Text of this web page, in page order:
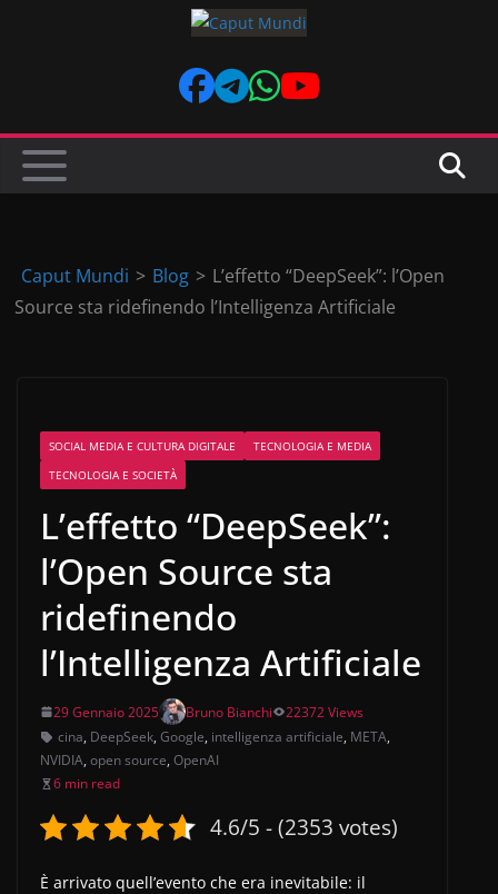
Caput Mundi > Blog > L’effetto “DeepSeek”: l’Open
Source sta ridefinendo l’Intelligenza Artificiale
SOCIAL MEDIA E CULTURA DIGITALE
TECNOLOGIA E MEDIA
TECNOLOGIA E SOCIETÀ
L’effetto “DeepSeek”:
l’Open Source sta
ridefinendo
l’Intelligenza Artificiale
29 Gennaio 2025 Bruno Bianchi
22372 Views
cina, DeepSeek, Google, intelligenza artificiale, META,
NVIDIA, open source, OpenAI
6 min read
4.6/5 - (2353 votes)
È arrivato quell’evento che era inevitabile: il